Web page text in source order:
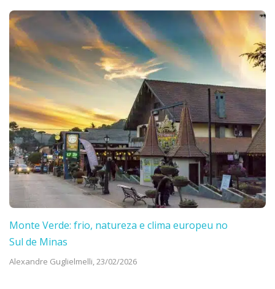
Monte Verde: frio, natureza e clima europeu no
Sul de Minas
Alexandre Guglielmelli, 23/02/2026